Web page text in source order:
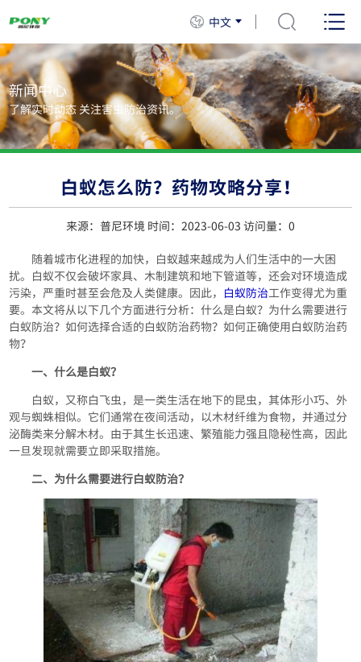
中文
新闻中心
了解实时动态 关注害虫防治资讯。
白蚁怎么防？药物攻略分享！
来源：普尼环境 时间：2023-06-03 访问量： 0
随着城市化进程的加快，白蚁越来越成为人们生活中的一大困
扰。白蚁不仅会破坏家具、木制建筑和地下管道等，还会对环境造成
污染，严重时甚至会危及人类健康。因此， 白蚁防治工作变得尤为重
要。本文将从以下几个方面进行分析：什么是白蚁？为什么需要进行
白蚁防治？如何选择合适的白蚁防治药物？如何正确使用白蚁防治药
物？
一、什么是白蚁？
白蚁，又称白飞虫，是一类生活在地下的昆虫，其体形小巧、外
观与蜘蛛相似。它们通常在夜间活动，以木材纤维为食物，并通过分
泌酶类来分解木材。由于其生长迅速、繁殖能力强且隐秘性高，因此
一旦发现就需要立即采取措施。
二、为什么需要进行白蚁防治？